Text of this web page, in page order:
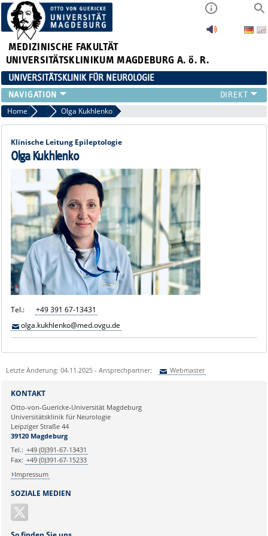
MEDIZINISCHE FAKULTÄT
UNIVERSITÄTSKLINIKUM MAGDEBURG A. ö. R.
UNIVERSITÄTSKLINIK FÜR NEUROLOGIE
TEAM
SCHWERPUNKTE
PATIENTEN/BESUCHER
ÄRZTE/ZUWEISER
FORSCHUNG
LEHRE UND AUSBILDUNG
BEWERBER
NEUVANET SAN
Home OberärzteOlga Kukhlenko
Klinische Leitung Epileptologie
Olga Kukhlenko
Tel.:
+49 391 67-13431
olga.kukhlenko@med.ovgu.de
Letzte Änderung: 04.11.2025 - Ansprechpartner: Webmaster
Ihre E-Mailadresse:
Ihr Anliegen:
SOZIALE MEDIEN
KONTAKT
Otto-von-Guericke-Universität Magdeburg
Universitätsklinik für Neurologie
Leipziger Straße 44
39120 Magdeburg
Tel.: +49 (0)391-67-13431
Fax: +49 (0)391-67-15233
Impressum